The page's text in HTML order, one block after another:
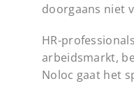
doorgaans niet
HR-
arbeidsmarkt,
Noloc gaat het